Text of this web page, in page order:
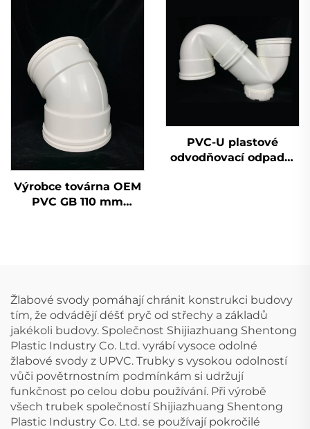
hlavice 50 mm 200
mm 2 palce
Výrobce továrna OEM
PVC GB 110 mm
PVC-U plastové
odvodňovací odpadní
Žlabové svody pomáhají chránit konstrukci budovy
tím, že odvádějí déšť pryč od střechy a základů
jakékoli budovy. Společnost Shijiazhuang Shentong
Plastic Industry Co. Ltd. vyrábí vysoce odolné
žlabové svody z UPVC. Trubky s vysokou odolností
vůči povětrnostním podmínkám si udržují
funkčnost po celou dobu používání. Při výrobě
všech trubek společností Shijiazhuang Shentong
Plastic Industry Co. Ltd. se používají pokročilé